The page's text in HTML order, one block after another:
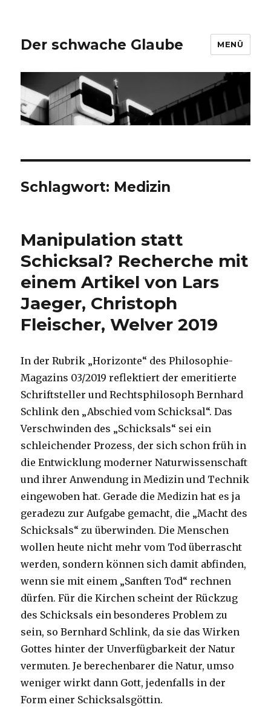
Der schwache Glaube MENÜ
Schlagwort: Medizin
Manipulation statt
Schicksal? Recherche mit
einem Artikel von Lars
Jaeger, Christoph
Fleischer, Welver 2019
In der Rubrik „Horizonte“ des Philosophie-
Magazins 03/2019 reflektiert der emeritierte
Schriftsteller und Rechtsphilosoph Bernhard
Schlink den „Abschied vom Schicksal“. Das
Verschwinden des „Schicksals“ sei ein
schleichender Prozess, der sich schon früh in
die Entwicklung moderner Naturwissenschaft
und ihrer Anwendung in Medizin und Technik
eingewoben hat. Gerade die Medizin hat es ja
geradezu zur Aufgabe gemacht, die „Macht des
Schicksals“ zu überwinden. Die Menschen
wollen heute nicht mehr vom Tod überrascht
werden, sondern können sich damit abfinden,
wenn sie mit einem „Sanften Tod“ rechnen
dürfen. Für die Kirchen scheint der Rückzug
des Schicksals ein besonderes Problem zu
sein, so Bernhard Schlink, da sie das Wirken
Gottes hinter der Unverfügbarkeit der Natur
vermuten. Je berechenbarer die Natur, umso
weniger wirkt dann Gott, jedenfalls in der
Form einer Schicksalsgöttin.